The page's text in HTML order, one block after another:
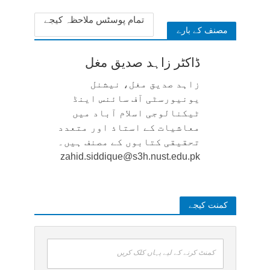
مصنف کے بارے
تمام پوسٹس ملاحظہ کیجے
ڈاکٹر زاہد صدیق مغل
زاہد صدیق مغل، نیشنل
یونیورسٹی آف سائنس اینڈ
ٹیکنالوجی اسلام آباد میں
معاشیات کے استاذ اور متعدد
تحقیقی کتابوں کے مصنف ہیں۔
zahid.siddique@s3h.nust.edu.pk
کمنت کیجے
کمنٹ کرنے کے لیے یہاں کلک کریں